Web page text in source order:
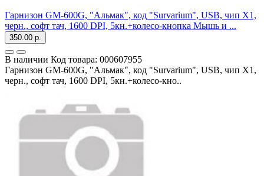
Гарнизон GM-600G, "Альмак", код "Survarium", USB, чип Х1,
черн., софт тач, 1600 DPI, 5кн.+колесо-кнопка Мышь и ...
350.00 р.
В наличии Код товара: 000607955
Гарнизон GM-600G, "Альмак", код "Survarium", USB, чип Х1,
черн., софт тач, 1600 DPI, 5кн.+колесо-кно..